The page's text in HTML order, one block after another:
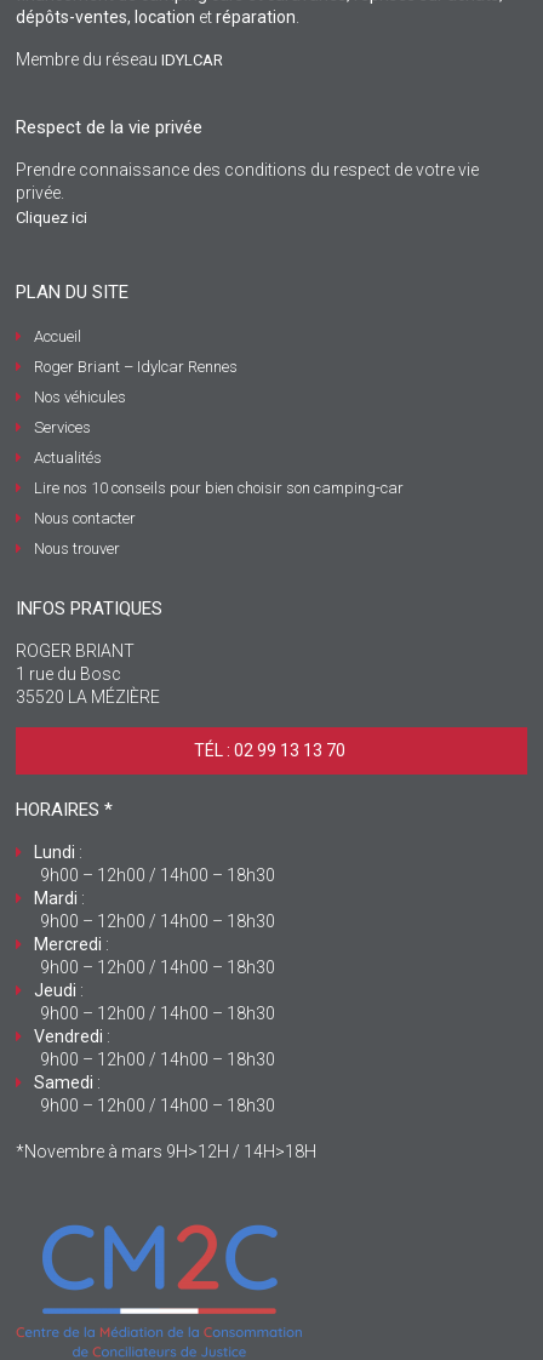
dépôts-ventes, location etréparation.
Membre du réseauIDYLCAR
Respect de la vie privée
Prendre connaissance des conditions du respect de votre vie
privée.
Cliquez ici
PLAN DU SITE
Accueil
Roger Briant – Idylcar Rennes
Nos véhicules
Services
Actualités
Lire nos 10 conseils pour bien choisir son camping-car
Nous contacter
Nous trouver
INFOS PRATIQUES
ROGER BRIANT
1 rue du Bosc
35520 LA MÉZIÈRE
TÉL : 02 99 13 13 70 ‎
HORAIRES *
Lundi :
9h00 – 12h00 / 14h00 – 18h30
Mardi :
9h00 – 12h00 / 14h00 – 18h30
Mercredi :
9h00 – 12h00 / 14h00 – 18h30
Jeudi :
9h00 – 12h00 / 14h00 – 18h30
Vendredi :
9h00 – 12h00 / 14h00 – 18h30
Samedi :
9h00 – 12h00 / 14h00 – 18h30
*Novembre à mars 9H>12H / 14H>18H